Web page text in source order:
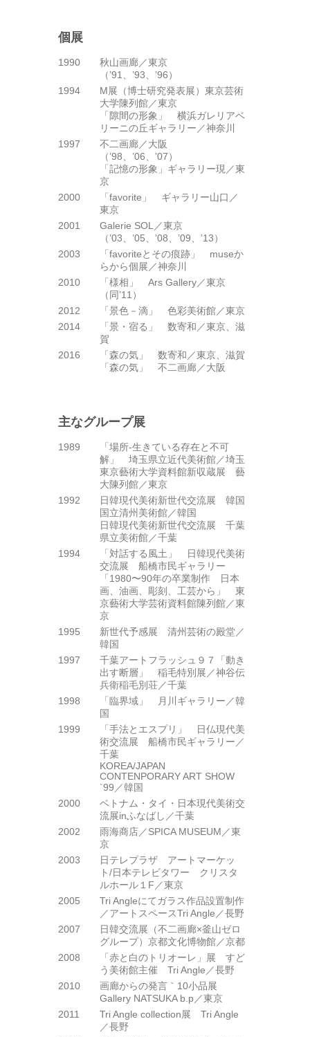
個展
1990
秋山画廊／東京
（’91、’93、’96）
1994
M展（博士研究発表展）東京芸術
大学陳列館／東京
「隙間の形象」 横浜ガレリアベ
リーニの丘ギャラリー／神奈川
1997
不二画廊／大阪
（’98、’06、’07）
「記憶の形象」ギャラリー現／東
京
2000
「favorite」 ギャラリー山口／
東京
2001
Galerie SOL／東京
（’03、’05、’08、’09、’13）
2003
「favoriteとその痕跡」 museか
らから個展／神奈川
2010
「様相」 Ars Gallery／東京
（同’11）
2012
「景色－滴」 色彩美術館／東京
2014
「景・宿る」 数寄和／東京、滋
賀
2016
「森の気」 数寄和／東京、滋賀
「森の気」 不二画廊／大阪
主なグループ展
1989
「場所-生きている存在と不可
解」 埼玉県立近代美術館／埼玉
東京藝術大学資料館新収蔵展 藝
大陳列館／東京
1992
日韓現代美術新世代交流展 韓国
国立清州美術館／韓国
日韓現代美術新世代交流展 千葉
県立美術館／千葉
1994
「対話する風土」 日韓現代美術
交流展 船橋市民ギャラリー
「1980〜90年の卒業制作 日本
画、油画、彫刻、工芸から」 東
京藝術大学芸術資料館陳列館／東
京
1995
新世代予感展 清州芸術の殿堂／
韓国
1997
千葉アートフラッシュ９７「動き
出す断層」 稲毛特別展／神谷伝
兵衛稲毛別荘／千葉
1998
「臨界域」 月川ギャラリー／韓
国
1999
「手法とエスプリ」 日仏現代美
術交流展 船橋市民ギャラリー／
千葉
KOREA/JAPAN
CONTENPORARY ART SHOW
`99／韓国
2000
ベトナム・タイ・日本現代美術交
流展inふなばし／千葉
2002
雨海商店／SPICA MUSEUM／東
京
2003
日テレプラザ アートマーケッ
ト/日本テレビタワー クリスタ
ルホール１F／東京
2005
Tri Angleにてガラス作品設置制作
／アートスペースTri Angle／長野
2007
日韓交流展（不二画廊×釜山ゼロ
グループ）京都文化博物館／京都
2008
「赤と白のトリオーレ」展 すど
う美術館主催 Tri Angle／長野
2010
画廊からの発言｀10小品展
Gallery NATSUKA b.p／東京
2011
Tri Angle collection展 Tri Angle
／長野